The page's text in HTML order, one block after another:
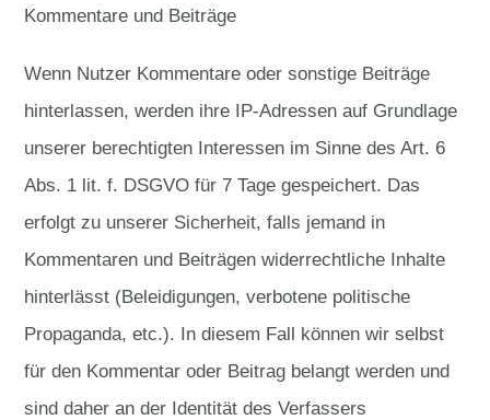
Kommentare und Beiträge
Wenn Nutzer Kommentare oder sonstige Beiträge
hinterlassen, werden ihre IP-Adressen auf Grundlage
unserer berechtigten Interessen im Sinne des Art. 6
Abs. 1 lit. f. DSGVO für 7 Tage gespeichert. Das
erfolgt zu unserer Sicherheit, falls jemand in
Kommentaren und Beiträgen widerrechtliche Inhalte
hinterlässt (Beleidigungen, verbotene politische
Propaganda, etc.). In diesem Fall können wir selbst
für den Kommentar oder Beitrag belangt werden und
sind daher an der Identität des Verfassers